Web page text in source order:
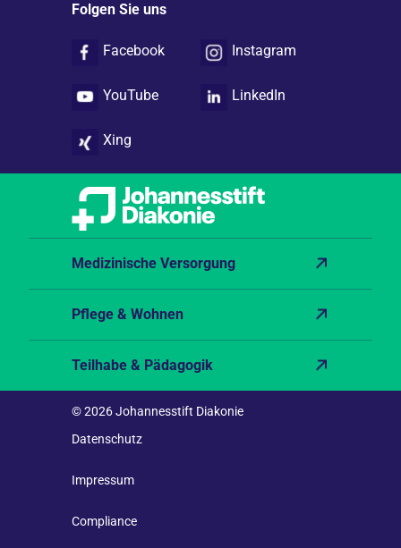
Folgen Sie uns
Facebook Instagram
YouTube LinkedIn
Xing
Medizinische Versorgung
Pflege & Wohnen
Teilhabe & Pädagogik
© 2026 Johannesstift Diakonie
Datenschutz
Impressum
Compliance